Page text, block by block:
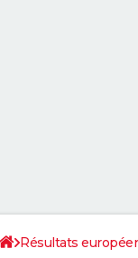
Résultats